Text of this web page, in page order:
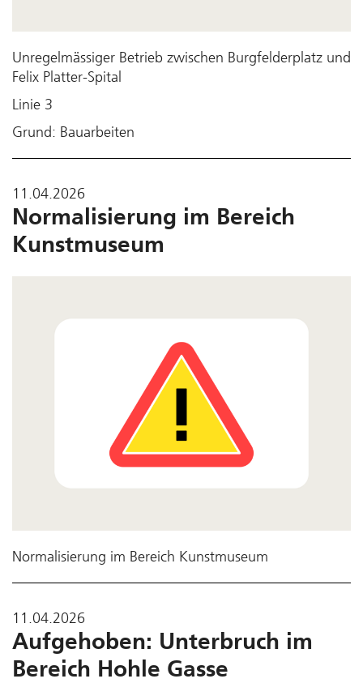
Unregelmässiger Betrieb zwischen Burgfelderplatz und
Felix Platter-Spital
Linie 3
Grund: Bauarbeiten
11.04.2026
Normalisierung im Bereich
Kunstmuseum
Normalisierung im Bereich Kunstmuseum
11.04.2026
Aufgehoben: Unterbruch im
Bereich Hohle Gasse